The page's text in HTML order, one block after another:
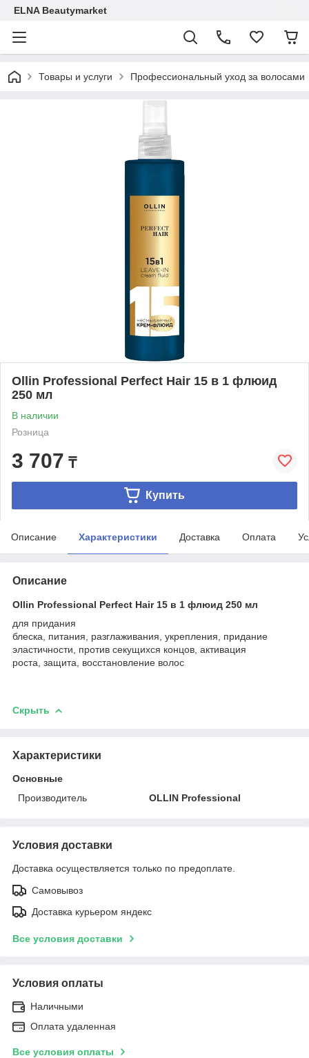
ELNA Beautymarket
Товары и услуги Профессиональный уход за волосами
Ollin Professional Perfect Hair 15 в 1 флюид
250 мл
В наличии
Розница
3 707 ₸
Купить
Описание Характеристики Доставка Оплата
Описание
Ollin Professional Perfect Hair 15 в 1 флюид 250 мл
для придания
блеска, питания, разглаживания, укрепления, придание
эластичности, против секущихся концов, активация
роста, защита, восстановление волос
Скрыть
Характеристики
Основные
Производитель
OLLIN Professional
Условия доставки
Доставка осуществляется только по предоплате.
Самовывоз
Доставка курьером яндекс
Все условия доставки
Условия оплаты
Наличными
Оплата удаленная
Все условия оплаты